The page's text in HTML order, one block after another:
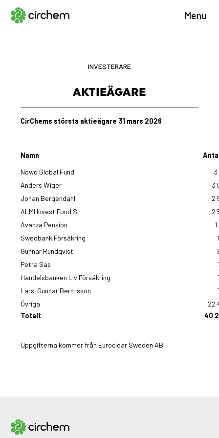
Menu
INVESTERARE
AKTIEÄGARE
CirChems största aktieägare 31 mars 2026
Namn
Nowo Global Fund
Anders Wiger
3
Johan Bergendahl
2
ALMI Invest Fond SI
2
Avanza Pension
Swedbank Försäkring
Gunnar Rundqvist
Petra Sas
Handelsbanken Liv Försäkring
Lars-Gunnar Berntsson
Övriga
22
Totalt
40
Uppgifterna kommer från Euroclear Sweden AB.